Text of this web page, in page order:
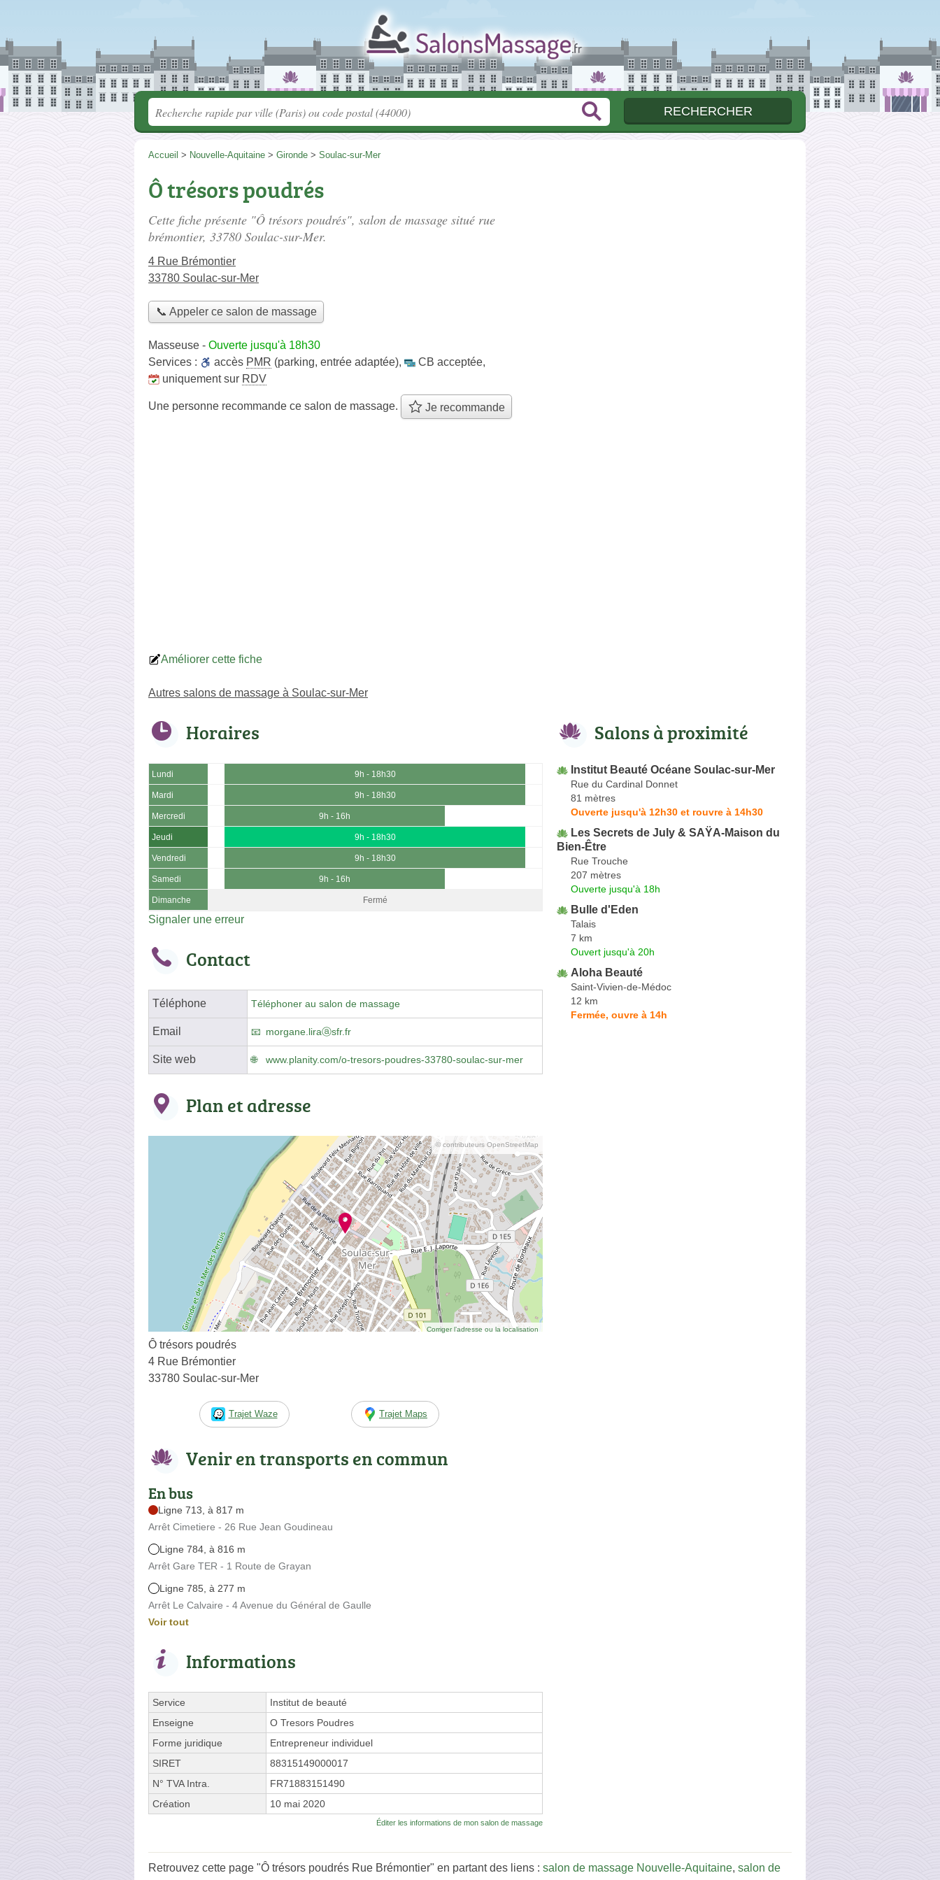
Accueil > Nouvelle-Aquitaine > Gironde > Soulac-sur-Mer
Ô trésors poudrés
Cette fiche présente "Ô trésors poudrés", salon de massage situé rue
brémontier, 33780 Soulac-sur-Mer.
4 Rue Brémontier
33780 Soulac-sur-Mer
📞 Appeler ce salon de massage
Masseuse - Ouverte jusqu'à 18h30
Services :
accès PMR (parking, entrée adaptée), CB acceptée,
uniquement sur RDV
Une personne recommande ce salon de massage. Je recommande
Améliorer cette fiche
Autres salons de massage à Soulac-sur-Mer
Horaires
Lundi 9h - 18h30
Mardi 9h - 18h30
Mercredi 9h - 16h
Jeudi 9h - 18h30
Vendredi 9h - 18h30
Samedi 9h - 16h
Dimanche Fermé
Signaler une erreur
Contact
Téléphone Téléphoner au salon de massage
Email morgane.liraⓐsfr.fr
Site web www.planity.com/o-tresors-poudres-33780-soulac-sur-mer
Plan et adresse
© contributeurs OpenStreetMap
Corriger l’adresse ou la localisation
Ô trésors poudrés
4 Rue Brémontier
33780 Soulac-sur-Mer
Trajet Waze Trajet Maps
Venir en transports en commun
En bus
Ligne 713, à 817 m
Arrêt Cimetiere - 26 Rue Jean Goudineau
Ligne 784, à 816 m
Arrêt Gare TER - 1 Route de Grayan
Ligne 785, à 277 m
Arrêt Le Calvaire - 4 Avenue du Général de Gaulle
Voir tout
Informations
Service
Institut de beauté
Enseigne
O Tresors Poudres
Forme juridique
Entrepreneur individuel
SIRET
88315149000017
N° TVA Intra.
FR71883151490
Création
10 mai 2020
Éditer les informations de mon salon de massage
Salons à proximité
Institut Beauté Océane Soulac-sur-Mer
Rue du Cardinal Donnet
81 mètres
Ouverte jusqu'à 12h30 et rouvre à 14h30
Les Secrets de July & SAŸA-Maison du
Bien-Être
Rue Trouche
207 mètres
Ouverte jusqu'à 18h
Bulle d'Eden
Talais
7 km
Ouvert jusqu'à 20h
Aloha Beauté
Saint-Vivien-de-Médoc
12 km
Fermée, ouvre à 14h
Retrouvez cette page "Ô trésors poudrés Rue Brémontier" en partant des liens : salon de massage Nouvelle-Aquitaine, salon de